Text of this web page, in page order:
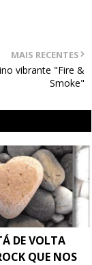
MAIS RECENTES
vibrante "Fire &
Smoke"
DE VOLTA
QUE NOS